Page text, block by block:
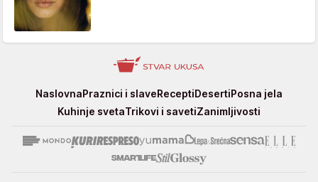
StvarNaslovnaPraznici i slaveReceptiDesertiPosna jela
Kuhinje svetaTrikovi i savetiZanimljivosti